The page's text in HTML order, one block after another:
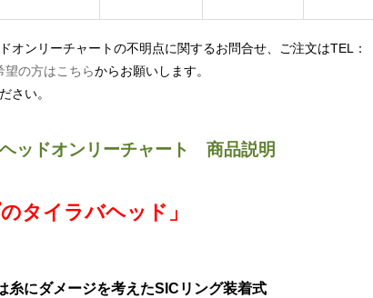
オンリーチャートの不明点に関するお問合せ、ご注文はTEL：
望の方はこちらからお願いします。
さい。
ッドオンリーチャート 商品説明
タイラバヘッド」
糸にダメージを考えたSICリング装着式